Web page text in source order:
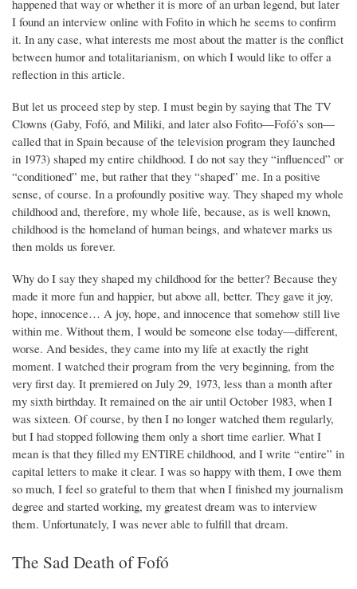
happened that way or whether it is more of an urban legend, but later
I found an interview online with Fofito in which he seems to confirm
it. In any case, what interests me most about the matter is the conflict
between humor and totalitarianism, on which I would like to offer a
reflection in this article.
But let us proceed step by step. I must begin by saying that The TV
Clowns (Gaby, Fofó, and Miliki, and later also Fofito—Fofó’s son—
called that in Spain because of the television program they launched
in 1973) shaped my entire childhood. I do not say they “influenced” or
“conditioned” me, but rather that they “shaped” me. In a positive
sense, of course. In a profoundly positive way. They shaped my whole
childhood and, therefore, my whole life, because, as is well known,
childhood is the homeland of human beings, and whatever marks us
then molds us forever.
Why do I say they shaped my childhood for the better? Because they
made it more fun and happier, but above all, better. They gave it joy,
hope, innocence… A joy, hope, and innocence that somehow still live
within me. Without them, I would be someone else today—different,
worse. And besides, they came into my life at exactly the right
moment. I watched their program from the very beginning, from the
very first day. It premiered on July 29, 1973, less than a month after
my sixth birthday. It remained on the air until October 1983, when I
was sixteen. Of course, by then I no longer watched them regularly,
but I had stopped following them only a short time earlier. What I
mean is that they filled my ENTIRE childhood, and I write “entire” in
capital letters to make it clear. I was so happy with them, I owe them
so much, I feel so grateful to them that when I finished my journalism
degree and started working, my greatest dream was to interview
them. Unfortunately, I was never able to fulfill that dream.
The Sad Death of Fofó